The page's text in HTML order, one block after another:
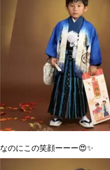
なのにこの笑顔ーーー😍✨